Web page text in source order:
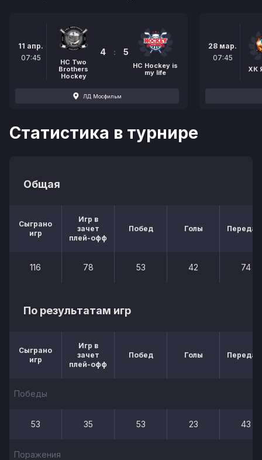
11 апр.
07:45
HC Two
Brothers
Hockey
4 : 5
НС Hockey is
my life
ЛД Мосфильм
28 мар.
07:45
ХК
Статистика в турнире
Общая
Сыграно
игр
Игр в
зачет
плей-офф
Побед Голы
116 78 53 42 74
По результатам игр
Сыграно
игр
Игр в
зачет
плей-офф
Побед Голы
Победы
53 35 53 23 43
Поражения